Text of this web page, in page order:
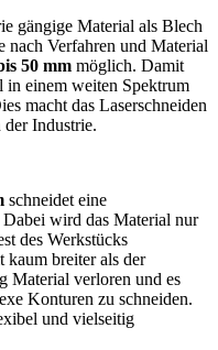
gängige Material als Blech
nach Verfahren und Material
50 mm möglich. Damit
in einem weiten Spektrum
macht das Laserschneiden
Industrie.
schneidet eine
Dabei wird das Material nur
des Werkstücks
kaum breiter als der
Material verloren und es
Konturen zu schneiden.
und vielseitig